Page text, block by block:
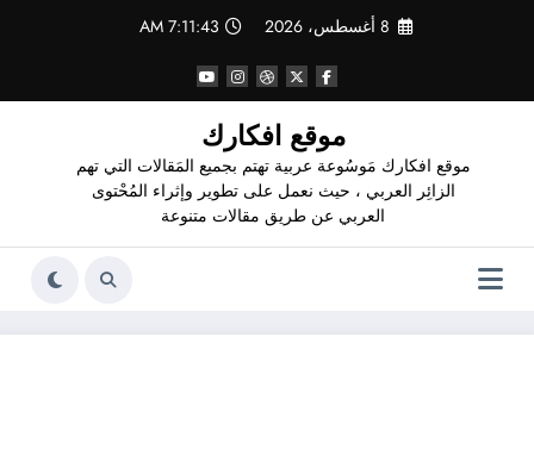
8 أغسطس، 2026 7:11:44 AM
موقع افكارك
موقع افكارك مَوسُوعة عربية تهتم بجميع المَقالات التي تهم
الزائِر العربي ، حيث نعمل على تطوير وإثراء المُحْتوى
العربي عن طريق مقالات متنوعة